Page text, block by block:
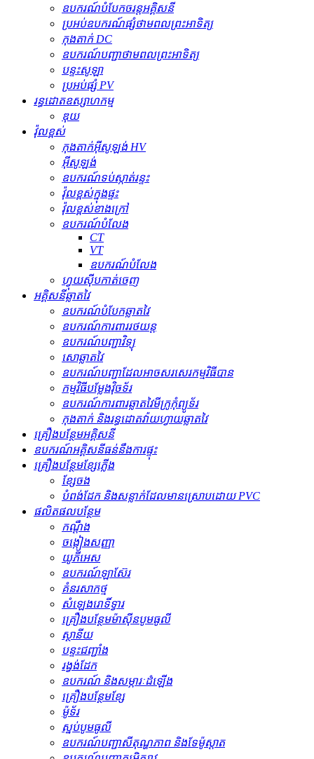
ឧបករណ៍បំបែកចរន្តអគ្គិសនី
ប្រអប់ឧបករណ៍ផ្សំថាមពលព្រះអាទិត្យ
កុងតាក់ DC
ឧបករណ៍បញ្ជាថាមពលព្រះអាទិត្យ
បន្ទះសូឡា
ប្រអប់ផ្សំ PV
រន្ធដោតឧស្សាហកម្ម
ឌុយ
វ៉ុលខ្ពស់
កុងតាក់​អ៊ីសូឡង់ HV
អ៊ីសូឡង់
ឧបករណ៍​ទប់ស្កាត់​រន្ទះ
វ៉ុលខ្ពស់ក្នុងផ្ទះ
វ៉ុលខ្ពស់ខាងក្រៅ
ឧបករណ៍បំលែង
CT
VT
ឧបករណ៍បំលែង
ហ្វុយស៊ីបកាត់ចេញ
អគ្គិសនីឆ្លាតវៃ
ឧបករណ៍បំបែកឆ្លាតវៃ
ឧបករណ៍ការពាររថយន្ត
ឧបករណ៍បញ្ជាវិទ្យុ
សោឆ្លាតវៃ
ឧបករណ៍បញ្ជាដែលអាចសរសេរកម្មវិធីបាន
កម្មវិធីបម្លែងវ៉ិចទ័រ
ឧបករណ៍ការពារឆ្លាតវៃមីក្រូកុំព្យូទ័រ
កុងតាក់ និងរន្ធដោតវ៉ាយហ្វាយឆ្លាតវៃ
គ្រឿងបន្ថែមអគ្គិសនី
ឧបករណ៍អគ្គិសនីធន់នឹងការផ្ទុះ
គ្រឿងបន្ថែមខ្សែភ្លើង
ខ្សែចង
បំពង់ដែក និងសន្លាក់ដែលមានស្រោបដោយ PVC
ផលិតផលបន្ថែម
កណ្ដឹង
ចង្កៀងសញ្ញា
យូភីអេស
ឧបករណ៍ឡាស៊ែរ
គំនរសាកថ្ម
សំឡេងរោទិ៍ទ្វារ
គ្រឿងបន្ថែមម៉ាស៊ីនបូមធូលី
ស្ថានីយ
បន្ទះជញ្ជាំង
រង្វង់ដែក
ឧបករណ៍ និងសម្ភារៈដំឡើង
គ្រឿងបន្ថែមខ្សែ
ម៉ូទ័រ
ស្នប់បូមធូលី
ឧបករណ៍បញ្ជាសីតុណ្ហភាព និងទែម៉ូស្តាត